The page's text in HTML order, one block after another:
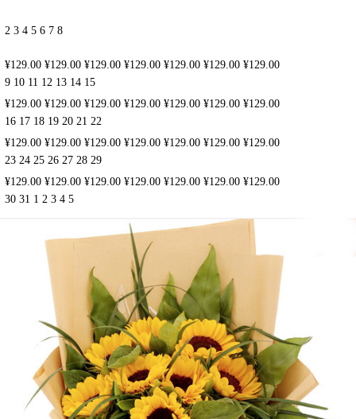
2 3 4 5 6 7 8
¥129.00 ¥129.00 ¥129.00 ¥129.00 ¥129.00 ¥129.00 ¥129.00
9 10 11 12 13 14 15
¥129.00 ¥129.00 ¥129.00 ¥129.00 ¥129.00 ¥129.00 ¥129.00
16 17 18 19 20 21 22
¥129.00 ¥129.00 ¥129.00 ¥129.00 ¥129.00 ¥129.00 ¥129.00
23 24 25 26 27 28 29
¥129.00 ¥129.00 ¥129.00 ¥129.00 ¥129.00 ¥129.00 ¥129.00
30 31 1 2 3 4 5